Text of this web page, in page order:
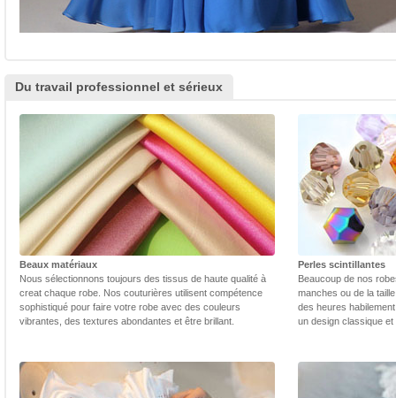
Du travail professionnel et sérieux
Beaux matériaux
Nous sélectionnons toujours des tissus de haute qualité à
creat chaque robe. Nos couturières utilisent compétence
sophistiqué pour faire votre robe avec des couleurs
vibrantes, des textures abondantes et être brillant.
Perles scintillantes
Beaucoup de nos
manches ou de la
des heures
un design classique